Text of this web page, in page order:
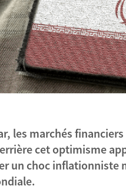
les marchés
cet optimisme
un choc inflationniste